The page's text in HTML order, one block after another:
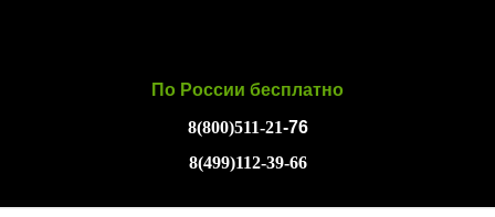
По России бесплатно
8(800)511-21-76
8(499)112-39-66